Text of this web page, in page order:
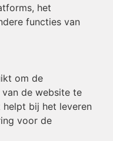
het
functies van
om de
de website te
helpt bij het leveren
voor de